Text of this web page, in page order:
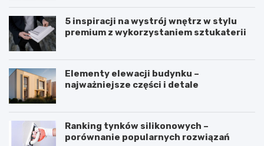
5 inspiracji na wystrój wnętrz w stylu
premium z wykorzystaniem sztukaterii
Elementy elewacji budynku –
najważniejsze części i detale
Ranking tynków silikonowych –
porównanie popularnych rozwiązań